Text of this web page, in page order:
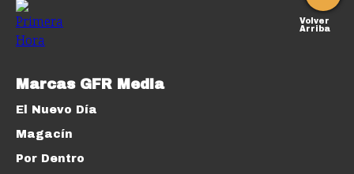
Volver
Arriba
Marcas GFR Media
El Nuevo Día
Magacín
Por Dentro